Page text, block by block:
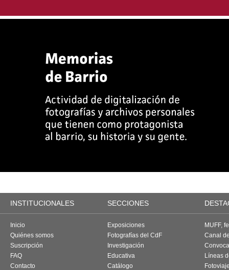
INSTITUCIONALES SECCIONES
Inicio
Quiénes somos
Suscripción
FAQ
Contacto
Exposiciones
Fotografías del CdF
Investigación
Educativa
Catálogo
MUFF,
Canal
Líneas